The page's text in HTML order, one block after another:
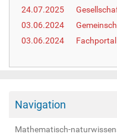
24.07.2025
03.06.2024
03.06.2024
Navigation
Mathematisch-